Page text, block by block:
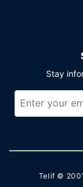
Stay
Telif ©